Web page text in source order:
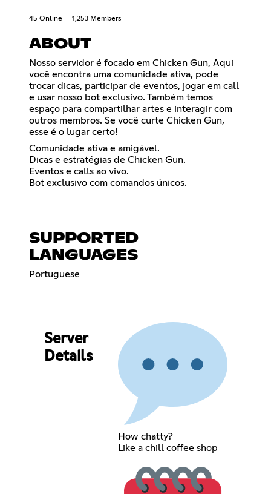
45 Online 1,253 Members
ABOUT
Nosso servidor é focado em Chicken Gun, Aqui
você encontra uma comunidade ativa, pode
trocar dicas, participar de eventos, jogar em call
e usar nosso bot exclusivo. Também temos
espaço para compartilhar artes e interagir com
outros membros. Se você curte Chicken Gun,
esse é o lugar certo!
Comunidade ativa e amigável.
Dicas e estratégias de Chicken Gun.
Eventos e calls ao vivo.
Bot exclusivo com comandos únicos.
SUPPORTED
LANGUAGES
Portuguese
Server
Details
How chatty?
Like a chill coffee shop